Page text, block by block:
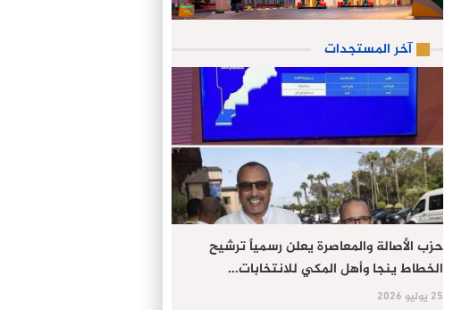
آخر المستجدات
حزب الأصالة والمعاصرة يعلن رسمياً ترشيح
الخطاط ينجا وأهل المكي للانتخابات…
25 يوليو 2026